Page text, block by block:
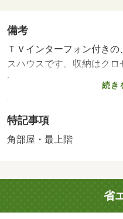
備考
ＴＶインターフォン付き
スハウスです。収納はク
豊富なので、衣類や履き物
面化粧台があるのでお洒
設置されていて、加入後す
日指定２０２６年９月の物
件です。駐輪場付き物件
環境が整っており、動画
ターネットを使いたいと
続き
特記事項
角部屋・最上階
省